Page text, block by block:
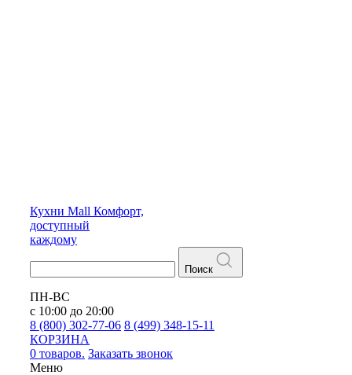
Кухни Mall Комфорт,
доступный
каждому
Поиск
ПН-ВС
с 10:00 до 20:00
8 (800) 302-77-06 8 (499) 348-15-11
КОРЗИНА
0 товаров. Заказать звонок
Меню